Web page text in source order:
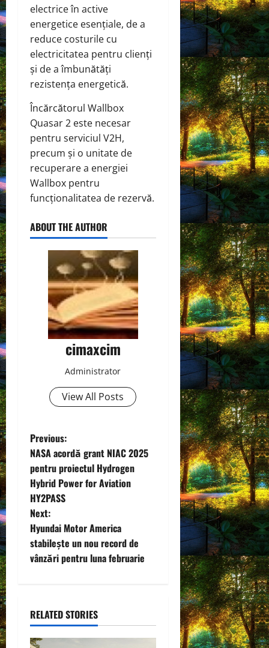
electrice în active
energetice esențiale, de a
reduce costurile cu
electricitatea pentru clienți
și de a îmbunătăți
rezistența energetică.
Încărcătorul Wallbox
Quasar 2 este necesar
pentru serviciul V2H,
precum și o unitate de
recuperare a energiei
Wallbox pentru
funcționalitatea de rezervă.
ABOUT THE AUTHOR
cimaxcim
Administrator
View All Posts
P
o
s
t
n
a
i
Previous:
NASA acordă grant NIAC 2025
pentru proiectul Hydrogen
Hybrid Power for Aviation
HY2PASS
Next:
Hyundai Motor America
stabilește un nou record de
vânzări pentru luna februarie
RELATED STORIES